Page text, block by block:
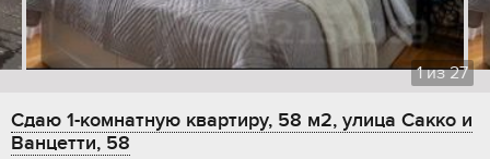
1из27
Сдаю 1-комнатную квартиру, 58 м2, улица Сакко и
Ванцетти, 58